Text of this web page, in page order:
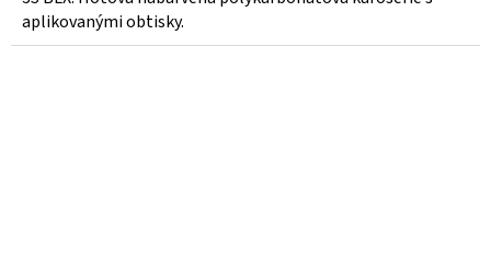
aplikovanými obtisky.